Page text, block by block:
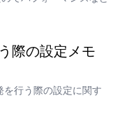
際の設定メモ
行う際の設定に関す